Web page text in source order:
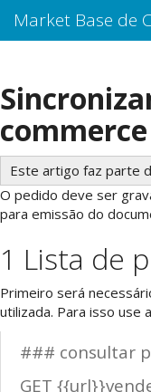
Market Base de
commerce
Este artigo faz parte
O pedido deve ser
para emissão do
1 Lista de
Primeiro será
utilizada. Para isso use
### consultar
GET